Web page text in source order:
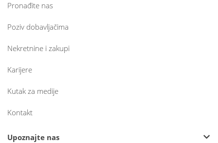
Pronađite nas
Poziv dobavljačima
Nekretnine i zakupi
Karijere
Kutak za medije
Kontakt
Upoznajte nas